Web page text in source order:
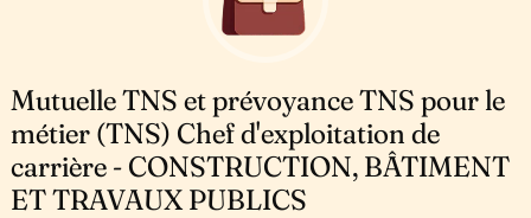
Mutuelle TNS et prévoyance TNS pour le
métier (TNS) Chef d'exploitation de
carrière - CONSTRUCTION, BÂTIMENT
ET TRAVAUX PUBLICS